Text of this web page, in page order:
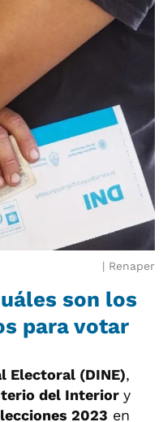
Renaper
son los
para votar
Electoral (DINE),
del Interior y
2023 en